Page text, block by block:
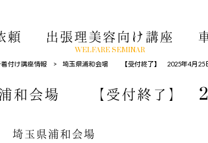
頼 出張理美容向け講座
WELFARE SEMINAR
付け講座情報 > 埼玉県浦和会場 【受付終了】 2025年4月25日
和会場 【受付終了】
埼玉県浦和会場